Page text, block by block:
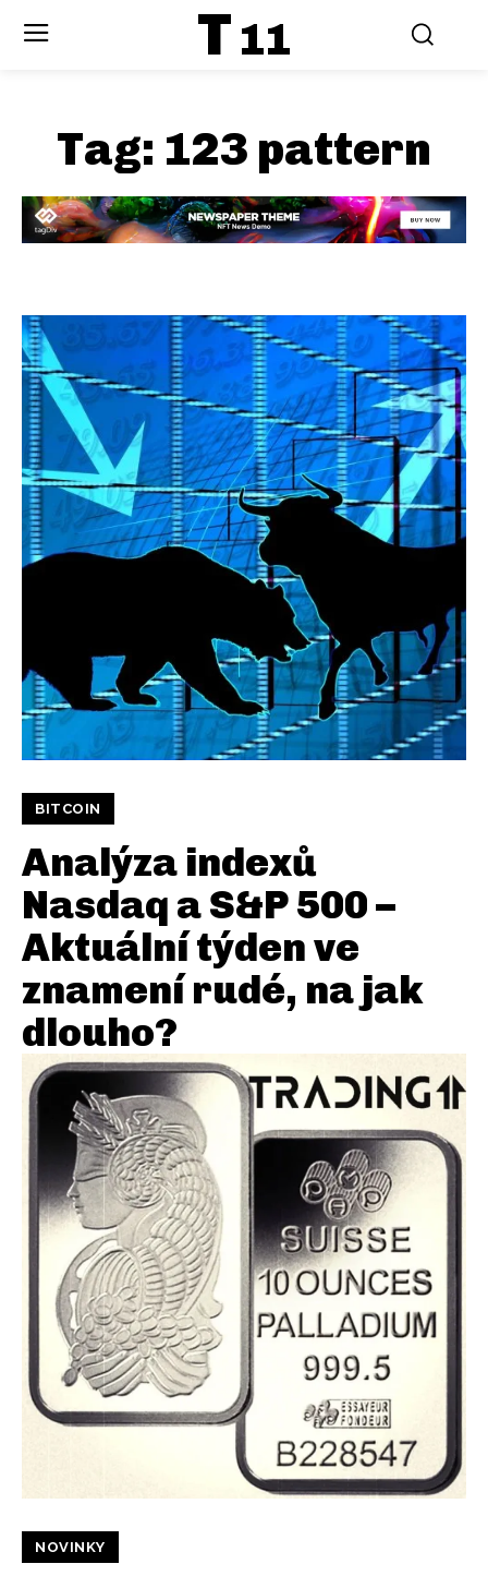
T 11
Tag: 123 pattern
BITCOIN
Analýza indexů
Nasdaq a S&P 500 –
Aktuální týden ve
znamení rudé, na jak
dlouho?
NOVINKY